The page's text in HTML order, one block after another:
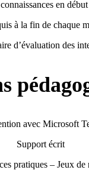
en
à la fin de chaque
d’évaluation des
avec Microsoft
Support écrit
pratiques – Jeux de